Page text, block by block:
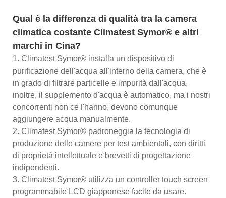
Qual è la differenza di qualità tra la camera
climatica costante Climatest Symor® e altri
marchi in Cina?
1. Climatest Symor® installa un dispositivo di
purificazione dell'acqua all'interno della camera, che è
in grado di filtrare particelle e impurità dall'acqua,
inoltre, il supplemento d'acqua è automatico, ma i nostri
concorrenti non ce l'hanno, devono comunque
aggiungere acqua manualmente.
2. Climatest Symor® padroneggia la tecnologia di
produzione delle camere per test ambientali, con diritti
di proprietà intellettuale e brevetti di progettazione
indipendenti.
3. Climatest Symor® utilizza un controller touch screen
programmabile LCD giapponese facile da usare.